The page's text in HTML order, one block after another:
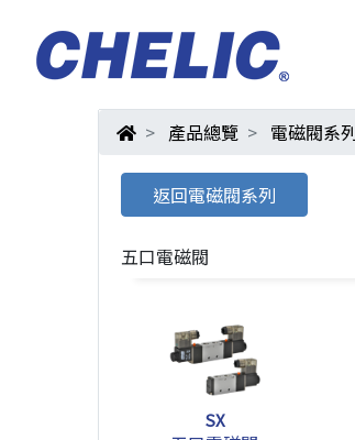
產品總覽 電磁閥系
返回電磁閥系列
五口電磁閥
SX